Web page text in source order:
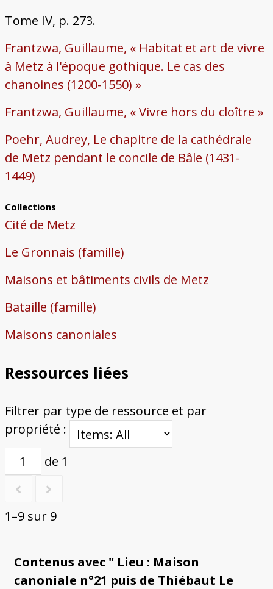
Tome IV, p. 273.
Frantzwa, Guillaume, « Habitat et art de vivre
à Metz à l'époque gothique. Le cas des
chanoines (1200-1550) »
Frantzwa, Guillaume, « Vivre hors du cloître »
Poehr, Audrey, Le chapitre de la cathédrale
de Metz pendant le concile de Bâle (1431-
1449)
Collections
Cité de Metz
Le Gronnais (famille)
Maisons et bâtiments civils de Metz
Bataille (famille)
Maisons canoniales
Ressources liées
Filtrer par type de ressource et par
propriété :
de 1
1–9 sur 9
Contenus avec " Lieu : Maison
canoniale n°21 puis de Thiébaut Le